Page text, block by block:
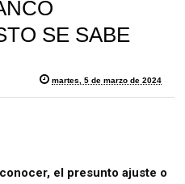
SE SABE
martes, 5 de marzo de 2024
el presunto ajuste o